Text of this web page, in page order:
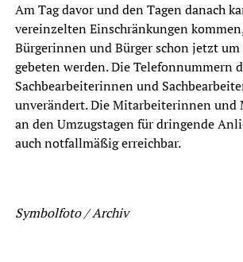
Am Tag davor und den Tagen danach
vereinzelten Einschränkungen
Bürgerinnen und Bürger schon jetzt
gebeten werden. Die Telefonnummern
Sachbearbeiterinnen und
unverändert. Die Mitarbeiterinnen und
an den Umzugstagen für dringende
auch notfallmäßig erreichbar.
Symbolfoto / Archiv